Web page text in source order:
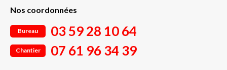
Nos coordonnées
Bureau 03 59 28 10 64
Chantier 07 61 96 34 39